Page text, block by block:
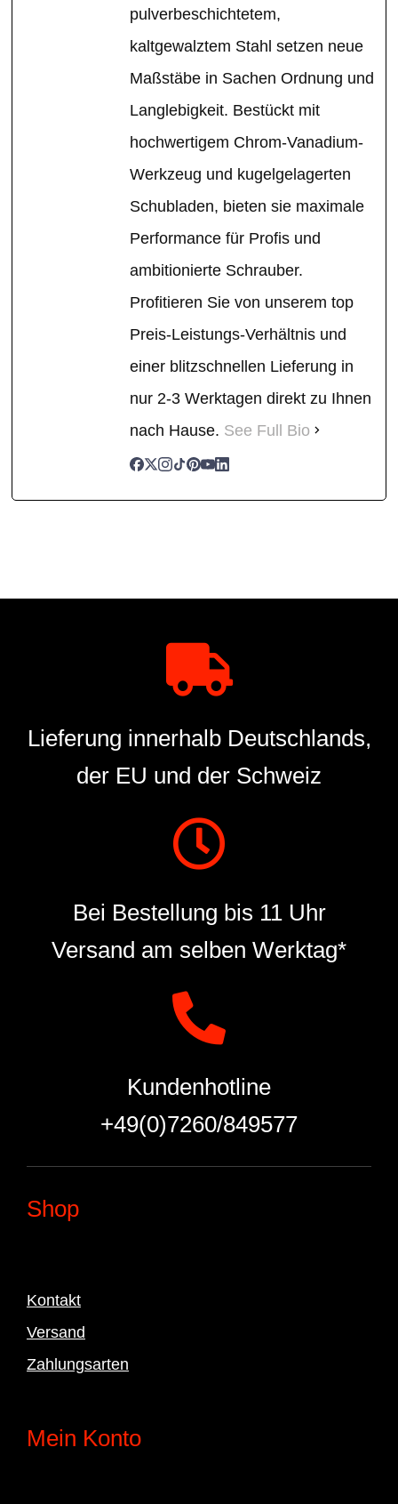
pulverbeschichtetem,
kaltgewalztem Stahl setzen neue
Maßstäbe in Sachen Ordnung und
Langlebigkeit. Bestückt mit
hochwertigem Chrom-Vanadium-
Werkzeug und kugelgelagerten
Schubladen, bieten sie maximale
Performance für Profis und
ambitionierte Schrauber.
Profitieren Sie von unserem top
Preis-Leistungs-Verhältnis und
einer blitzschnellen Lieferung in
nur 2-3 Werktagen direkt zu Ihnen
nach Hause. See Full Bio
Lieferung innerhalb Deutschlands,
der EU und der Schweiz
Bei Bestellung bis 11 Uhr
Versand am selben Werktag*
Kundenhotline
+49(0)7260/849577
Shop
Kontakt
Versand
Zahlungsarten
Mein Konto